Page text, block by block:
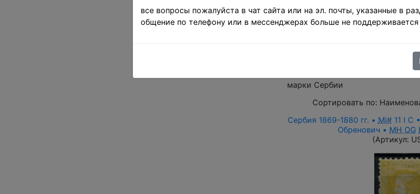
Поиск в категории - по
марки Сербии
Сортировать по:
Сербия 1869-1880 гг. • Mi#11 I C
Обренович • MH OG
(Артикул:
все вопросы пожалуйста в чат сайта или на эл. почты, указанные в
общение по телефону или в мессенджерах больше не поддерживается